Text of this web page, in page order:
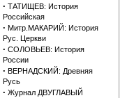
· ТАТИЩЕВ: История
Российская
· Митр.МАКАРИЙ: История
Рус. Церкви
· СОЛОВЬЕВ: История
России
· ВЕРНАДСКИЙ: Древняя
Русь
· Журнал ДВУГЛАВЫЙ